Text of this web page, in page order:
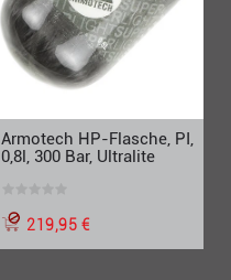
Armotech HP-Flasche, PI,
0,8l, 300 Bar, Ultralite
219,95 €